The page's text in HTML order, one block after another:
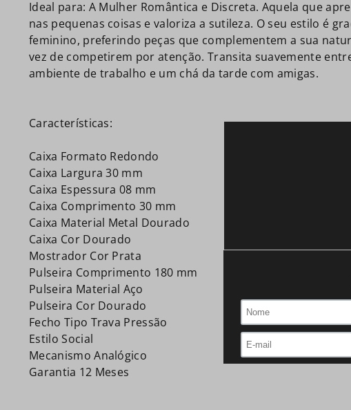
Ideal para: A Mulher Romântica e Discreta. Aquela que
nas pequenas coisas e valoriza a sutileza. O seu estilo é
feminino, preferindo peças que complementem a sua
vez de competirem por atenção. Transita suavemente
ambiente de trabalho e um chá da tarde com amigas.
Características:
Caixa Formato Redondo
Caixa Largura 30 mm
Caixa Espessura 08 mm
Caixa Comprimento 30 mm
Caixa Material Metal Dourado
Caixa Cor Dourado
Mostrador Cor Prata
Pulseira Comprimento 180 mm
Pulseira Material Aço
Pulseira Cor Dourado
Fecho Tipo Trava Pressão
Estilo Social
Mecanismo Analógico
Garantia 12 Meses